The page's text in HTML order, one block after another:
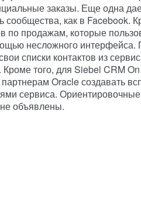
заказы. Еще одна
сообщества, как в Facebook.
по продажам, которые
несложного интерфейса.
списки контактов из
того, для Siebel CRM
Oracle создавать
сервиса.
объявлены.